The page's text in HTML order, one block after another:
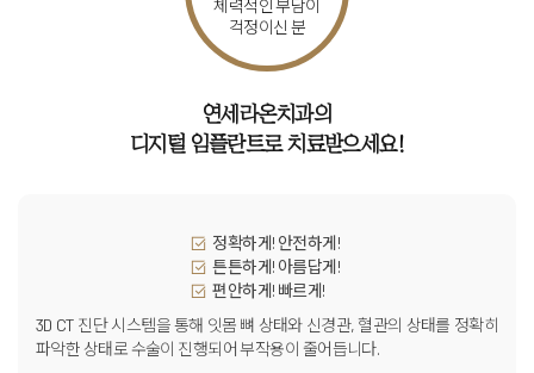
체력적인 부담이
걱정이신 분
연세라온치과의
디지털 임플란트로 치료받으세요!
정확하게! 안전하게!
튼튼하게! 아름답게!
편안하게! 빠르게!
3D CT 진단 시스템을 통해 잇몸 뼈 상태와 신경관,혈관의 상태를 정확히
파악한 상태로 수술이 진행되어 부작용이 줄어듭니다.